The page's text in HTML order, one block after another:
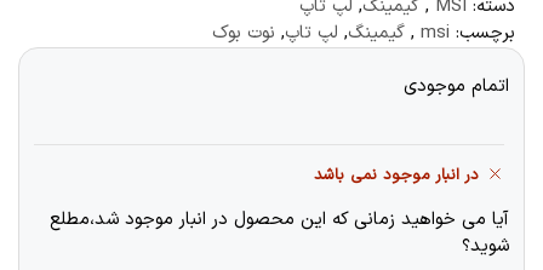
دسته: MSI
, گیمینگ, لپ تاپ
برچسب: msi
, گیمینگ, لپ تاپ, نوت بوک
اتمام موجودی
در انبار موجود نمی باشد
آیا می خواهید زمانی که این محصول در انبار موجود شد،مطلع
شوید؟